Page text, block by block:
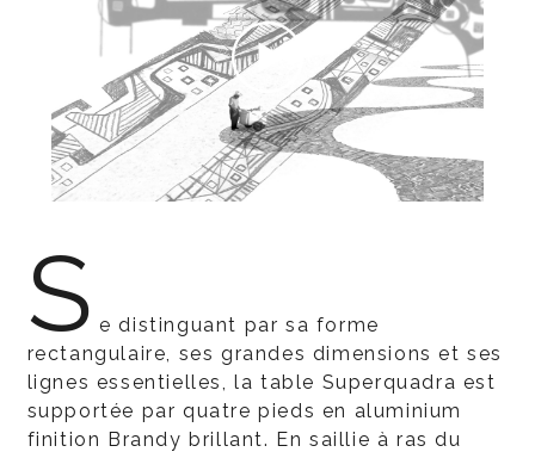
S e distinguant par sa forme
rectangulaire, ses grandes dimensions et ses
lignes essentielles, la table Superquadra est
supportée par quatre pieds en aluminium
finition Brandy brillant. En saillie à ras du